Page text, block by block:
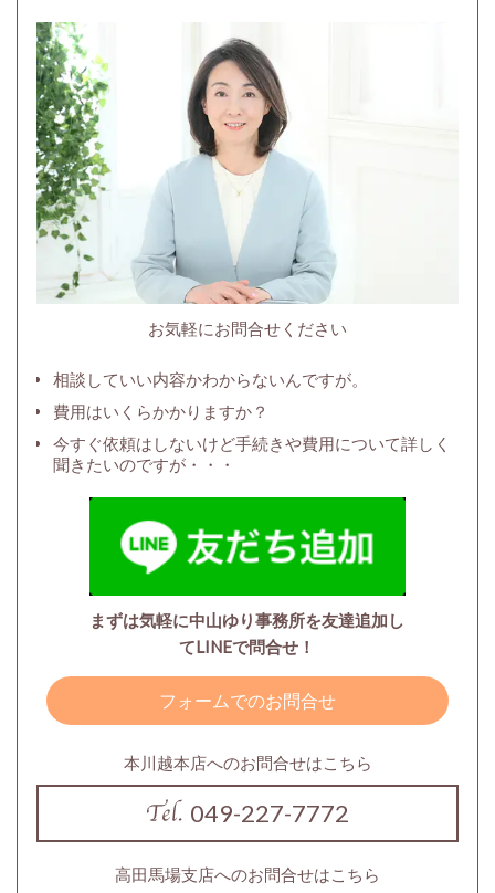
お気軽にお問合せください
相談していい内容かわからないんですが。
費用はいくらかかりますか？
今すぐ依頼はしないけど手続きや費用について詳しく
聞きたいのですが・・・
まずは気軽に中山ゆり事務所を友達追加し
てLINEで問合せ！
フォームでのお問合せ
本川越本店へのお問合せはこちら
049-227-7772
高田馬場支店へのお問合せはこちら